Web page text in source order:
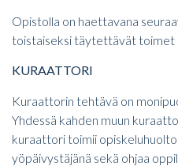
Opistolla on haettavana
toistaiseksi täytettävät toimet
KURAATTORI
Kuraattorin tehtävä on
Yhdessä kahden muun
kuraattori toimii
yöpäivystäjänä sekä ohjaa